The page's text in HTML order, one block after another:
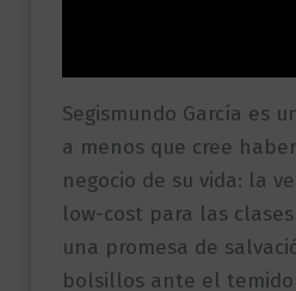
Segismundo García es
a menos que cree
negocio de su vida: la
low-cost para las
una promesa de
bolsillos ante el